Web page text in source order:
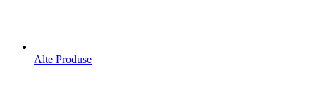
Alte Produse